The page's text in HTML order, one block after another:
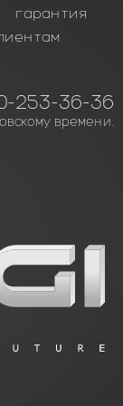
гарантия
253-36-36
времени.